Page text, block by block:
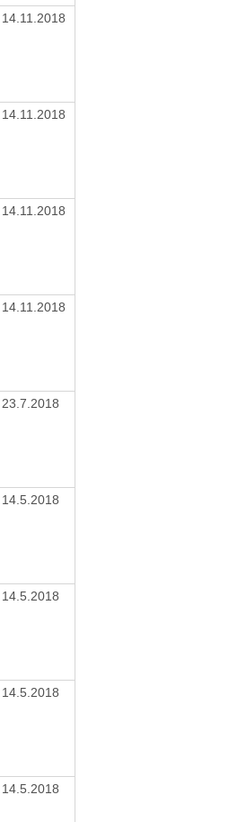
14.11.2018
14.11.2018
14.11.2018
14.11.2018
23.7.2018
14.5.2018
14.5.2018
14.5.2018
14.5.2018